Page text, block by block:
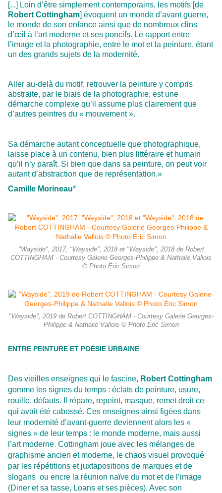
[...] Loin d’être simplement contemporains, les motifs [de
Robert Cottingham] évoquent un monde d’avant guerre,
le monde de son enfance ainsi que de nombreux clins
d’œil à l’art moderne et ses poncifs. Le rapport entre
l’image et la photographie, entre le mot et la peinture, étant
un des grands sujets de la modernité.
Aller au-delà du motif, retrouver la peinture y compris
abstraite, par le biais de la photographie, est une
démarche complexe qu’il assume plus clairement que
d’autres peintres du « mouvement ».
Sa démarche autant conceptuelle que photographique,
laisse place à un contenu, bien plus littéraire et humain
qu’il n’y paraît. Si bien que dans sa peinture, on peut voir
autant d’abstraction que de représentation.»
Camille Morineau*
"Wayside", 2017; "Wayside", 2018 et "Wayside", 2018 de Robert
COTTINGHAM - Courtesy Galerie Georges-Philippe & Nathalie Vallois
© Photo Éric Simon
"Wayside", 2019 de Robert COTTINGHAM - Courtesy Galerie Georges-
Philippe & Nathalie Vallois © Photo Éric Simon
ENTRE PEINTURE ET POÉSIE URBAINE
Des vieilles enseignes qui le fascine, Robert Cottingham
gomme les signes du temps : éclats de peinture, usure,
rouille, défauts. Il répare, repeint, masque, remet droit ce
qui avait été cabossé. Ces enseignes ainsi figées dans
leur modernité d’avant-guerre deviennent alors les «
signes » de leur temps : le monde moderne, mais aussi
l’art moderne. Cottingham joue avec les mélanges de
graphisme ancien et moderne, le chaos visuel provoqué
par les répétitions et juxtapositions de marques et de
slogans ou encre la réunion naïve du mot et de l’image
(Diner et sa tasse, Loans et ses pièces). Avec son